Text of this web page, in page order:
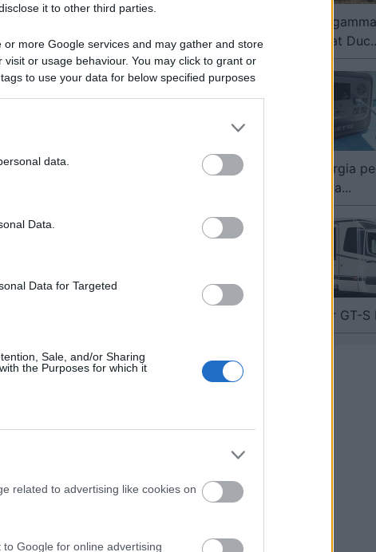
it to other third parties.
more Google services and may gather and store
or usage behaviour. You may click to grant or
to use your data for below specified purposes
data.
Data.
Data for Targeted
Sale, and/or Sharing
the Purposes for which it
related to advertising like cookies on
Google for online advertising
Fiamma: una
dedicata a Fiat
BLUETTI, energia
gamma dedica...
I nuovi Hymer GT-